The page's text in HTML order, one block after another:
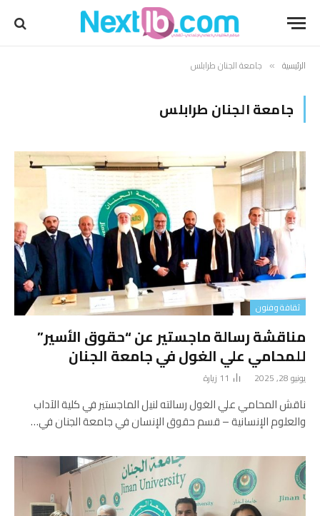
الرئيسية » جامعة الجنان طرابلس
جامعة الجنان طرابلس
ثقافة وفنون
مناقشة رسالة ماجستير عن “حقوق الأسير”
للمحامي علي الغول في جامعة الجنان
يونيو 28, 2025 11 زيارة
ناقش المحامي علي الغول رسالته لنيل الماجستير في كلية الآداب
والعلوم الإنسانية – قسم حقوق الإنسان في جامعة الجنان في…